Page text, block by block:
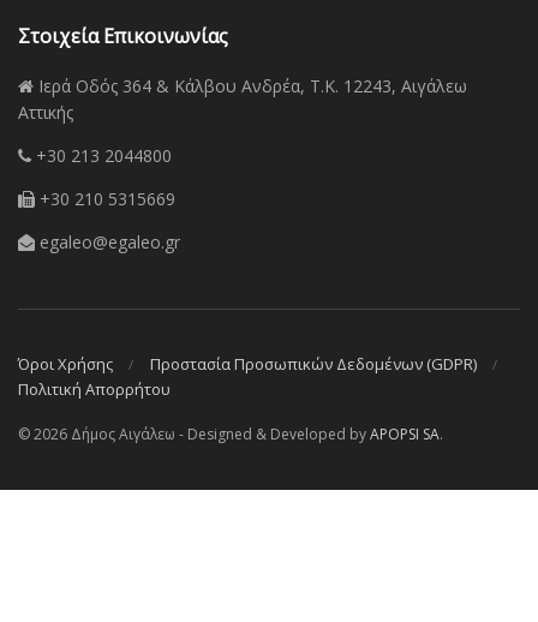
Στοιχεία Επικοινωνίας
Ιερά Οδός 364 & Κάλβου Ανδρέα, Τ.Κ. 12243, Αιγάλεω
Αττικής
+30 213 2044800
+30 210 5315669
egaleo@egaleo.gr
Όροι Χρήσης
Προστασία Προσωπικών Δεδομένων (GDPR)
Πολιτική Απορρήτου
© 2026 Δήμος Αιγάλεω - Designed & Developed byAPOPSI SA.